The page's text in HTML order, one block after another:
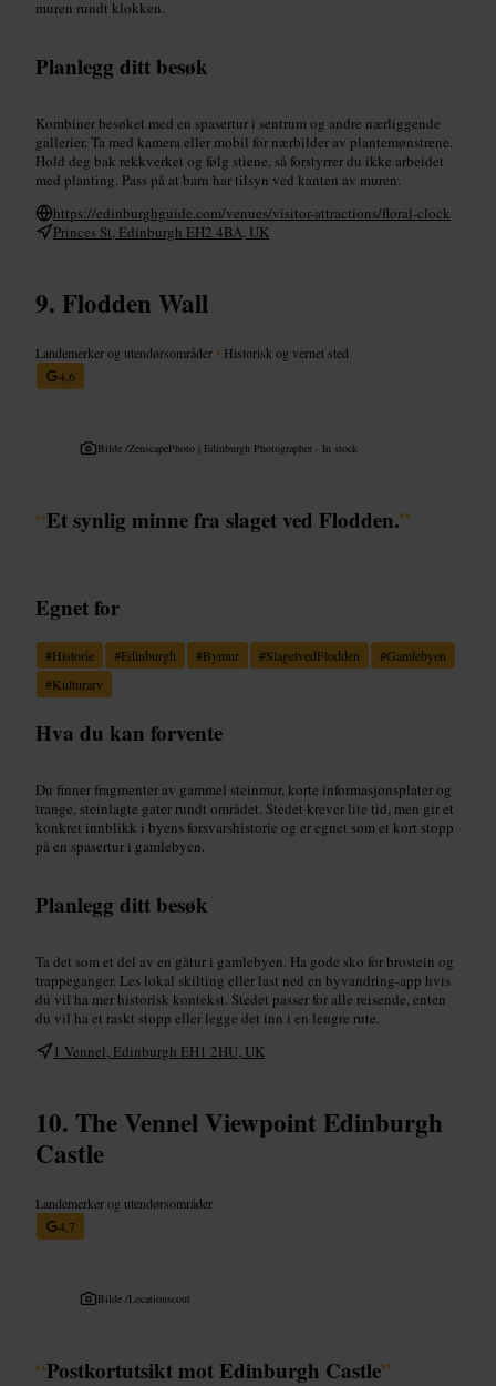
muren rundt klokken.
Planlegg ditt besøk
Kombiner besøket med en spasertur i sentrum og andre nærliggende
gallerier. Ta med kamera eller mobil for nærbilder av plantemønstrene.
Hold deg bak rekkverket og følg stiene, så forstyrrer du ikke arbeidet
med planting. Pass på at barn har tilsyn ved kanten av muren.
https://edinburghguide.com/venues/visitor-attractions/floral-clock
Princes St, Edinburgh EH2 4BA, UK
Flodden Wall
Landemerker og utendørsområder • Historisk og vernet sted
4,6
Bilde /ZenscapePhoto | Edinburgh Photographer · In stock
“Et synlig minne fra slaget ved Flodden.”
Egnet for
#Historie #Edinburgh #Bymur #SlagetvedFlodden #Gamlebyen
#Kulturarv
Hva du kan forvente
Du finner fragmenter av gammel steinmur, korte informasjonsplater og
trange, steinlagte gater rundt området. Stedet krever lite tid, men gir et
konkret innblikk i byens forsvarshistorie og er egnet som et kort stopp
på en spasertur i gamlebyen.
Planlegg ditt besøk
Ta det som et del av en gåtur i gamlebyen. Ha gode sko for brostein og
trappeganger. Les lokal skilting eller last ned en byvandring-app hvis
du vil ha mer historisk kontekst. Stedet passer for alle reisende, enten
du vil ha et raskt stopp eller legge det inn i en lengre rute.
1 Vennel, Edinburgh EH1 2HU, UK
The Vennel Viewpoint Edinburgh
Castle
Landemerker og utendørsområder
4,7
Bilde /Locationscout
“Postkortutsikt mot Edinburgh Castle”